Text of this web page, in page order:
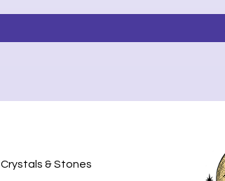
Crystals & Stones